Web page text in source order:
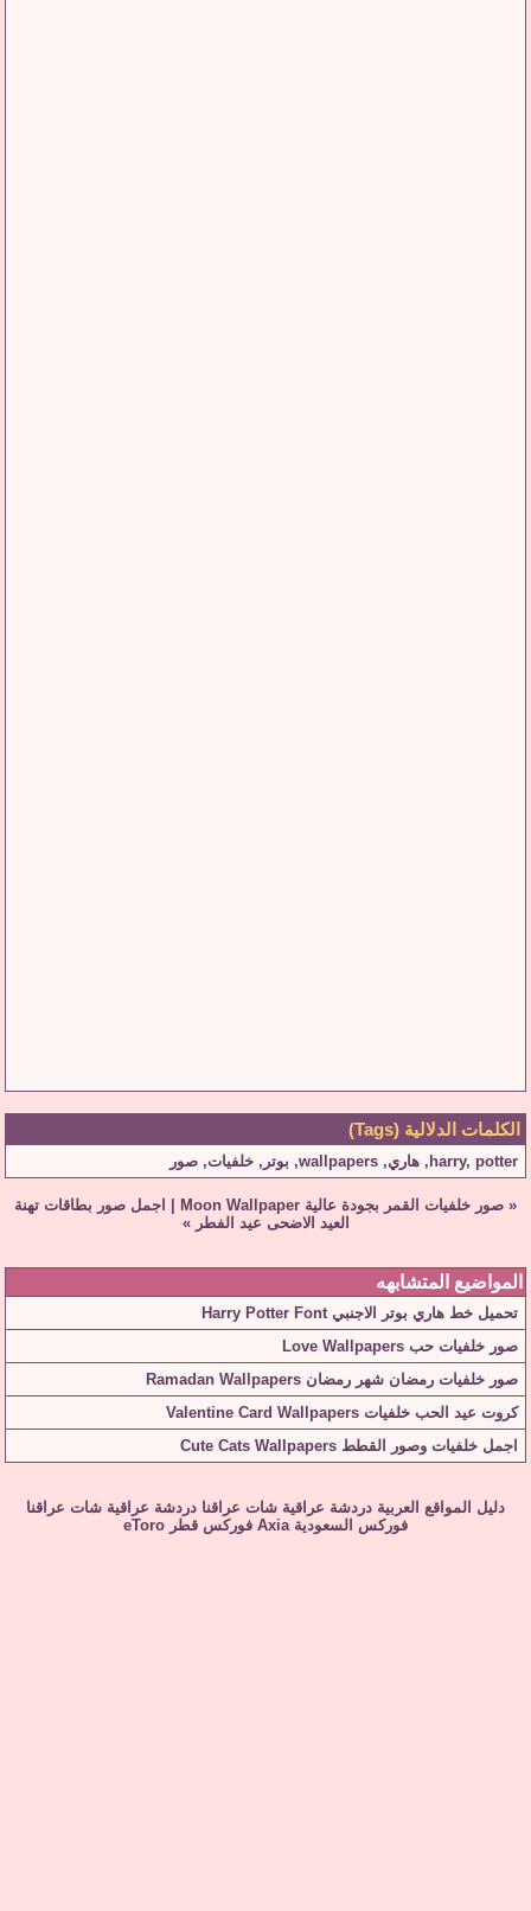
الكلمات الدلالية (Tags)
harry, potter
, هاري,
wallpapers
, بوتر , خلفيات, صور
« صور خلفيات القمر بجودة عالية Moon Wallpaper
اجمل صور بطاقات تهنة
العيد الاضحى عيد الفطر »
المواضيع المتشابهه
تحميل خط هاري بوتر الاجنبي Harry Potter Font
صور خلفيات حب Love Wallpapers
صور خلفيات رمضان شهر رمضان Ramadan Wallpapers
كروت عيد الحب خلفيات Valentine Card Wallpapers
اجمل خلفيات وصور القطط Cute Cats Wallpapers
دليل المواقع العربية دردشة عراقية شات عراقنا دردشة عراقية شات عراقنا
فوركس السعودية Axia فوركس قطر eToro